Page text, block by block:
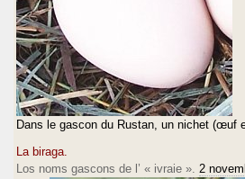
Dans le gascon du Rustan, un nichet (œuf
La biraga.
Los noms gascons de l’ « ivraie ». 2